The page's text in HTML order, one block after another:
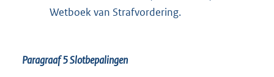
Wetboek van Strafvordering.
Paragraaf 5Slotbepalingen